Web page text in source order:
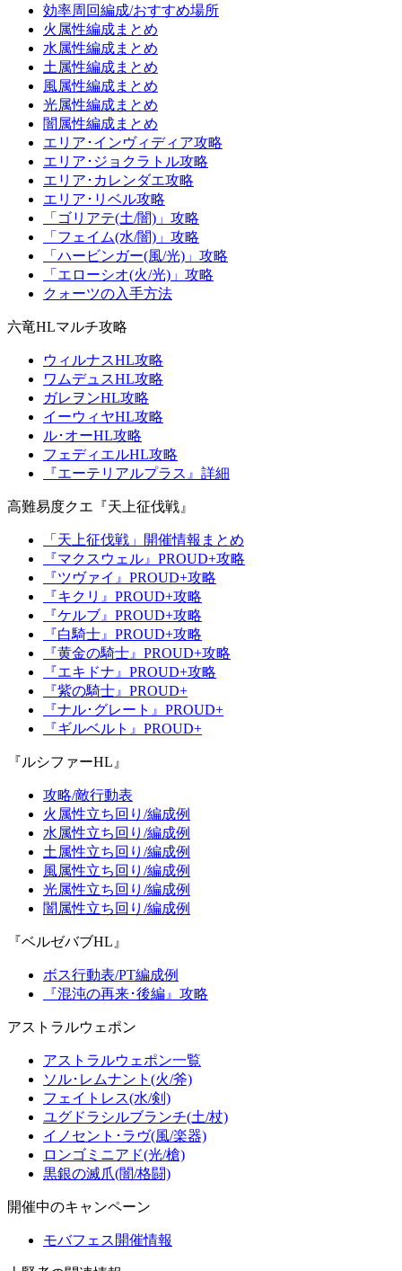
効率周回編成/おすすめ場所
火属性編成まとめ
水属性編成まとめ
土属性編成まとめ
風属性編成まとめ
光属性編成まとめ
闇属性編成まとめ
エリア･インヴィディア攻略
エリア･ジョクラトル攻略
エリア･カレンダエ攻略
エリア･リベル攻略
「ゴリアテ(土/闇)」攻略
「フェイム(水/闇)」攻略
「ハービンガー(風/光)」攻略
「エローシオ(火/光)」攻略
クォーツの入手方法
六竜HLマルチ攻略
ウィルナスHL攻略
ワムデュスHL攻略
ガレヲンHL攻略
イーウィヤHL攻略
ル･オーHL攻略
フェディエルHL攻略
『エーテリアルプラス』詳細
高難易度クエ『天上征伐戦』
「天上征伐戦」開催情報まとめ
『マクスウェル』PROUD+攻略
『ツヴァイ』PROUD+攻略
『キクリ』PROUD+攻略
『ケルブ』PROUD+攻略
『白騎士』PROUD+攻略
『黄金の騎士』PROUD+攻略
『エキドナ』PROUD+攻略
『紫の騎士』PROUD+
『ナル･グレート』PROUD+
『ギルベルト』PROUD+
『ルシファーHL』
攻略/敵行動表
火属性立ち回り/編成例
水属性立ち回り/編成例
土属性立ち回り/編成例
風属性立ち回り/編成例
光属性立ち回り/編成例
闇属性立ち回り/編成例
『ベルゼバブHL』
ボス行動表/PT編成例
『混沌の再来･後編』攻略
アストラルウェポン
アストラルウェポン一覧
ソル･レムナント(火/斧)
フェイトレス(水/剣)
ユグドラシルブランチ(土/杖)
イノセント･ラヴ(風/楽器)
ロンゴミニアド(光/槍)
黒銀の滅爪(闇/格闘)
開催中のキャンペーン
モバフェス開催情報